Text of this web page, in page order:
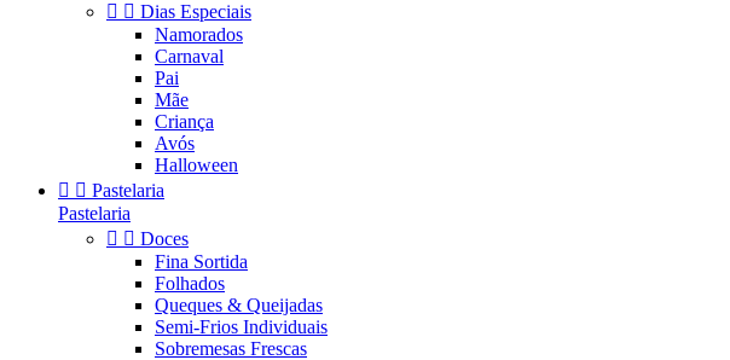
  Dias Especiais
Namorados
Carnaval
Pai
Mãe
Criança
Avós
Halloween
  Pastelaria
Pastelaria
  Doces
Fina Sortida
Folhados
Queques & Queijadas
Semi-Frios Individuais
Sobremesas Frescas